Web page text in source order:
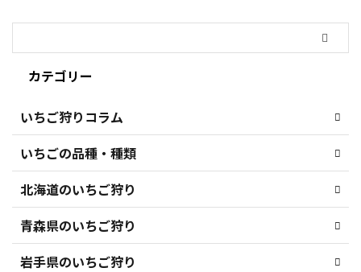
カテゴリー
いちご狩りコラム
いちごの品種・種類
北海道のいちご狩り
青森県のいちご狩り
岩手県のいちご狩り